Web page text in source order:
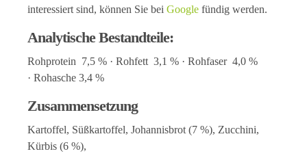
interessiert sind, können Sie bei Google fündig werden.
Analytische Bestandteile:
Rohprotein 7,5 % · Rohfett 3,1 % · Rohfaser 4,0 %
· Rohasche 3,4 %
Zusammensetzung
Kartoffel, Süßkartoffel, Johannisbrot (7 %), Zucchini,
Kürbis (6 %),